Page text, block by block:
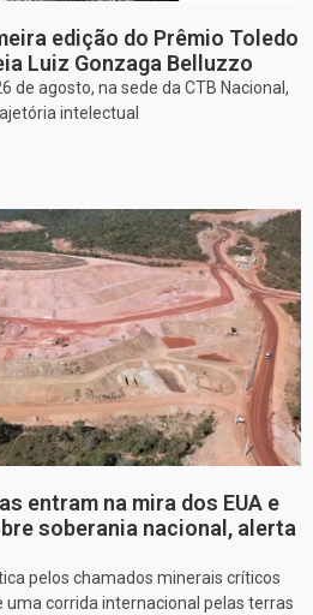
edição do Prêmio Toledo
Luiz Gonzaga Belluzzo
de agosto, na sede da CTB Nacional,
intelectual
entram na mira dos EUA e
soberania nacional, alerta
pelos chamados minerais críticos
uma corrida internacional pelas terras